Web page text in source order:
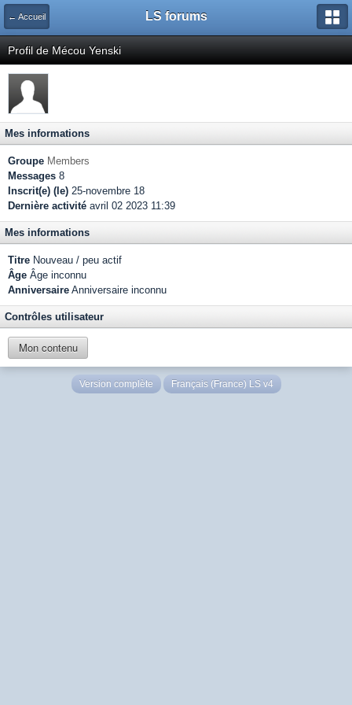
← Accueil LS forums
Profil de Mécou Yenski
Mes informations
Groupe Members
Messages 8
Inscrit(e) (le) 25-novembre 18
Dernière activité avril 02 2023 11:39
Mes informations
Titre Nouveau / peu actif
Âge Âge inconnu
Anniversaire Anniversaire inconnu
Contrôles utilisateur
Mon contenu
Version complète Français (France) LS v4